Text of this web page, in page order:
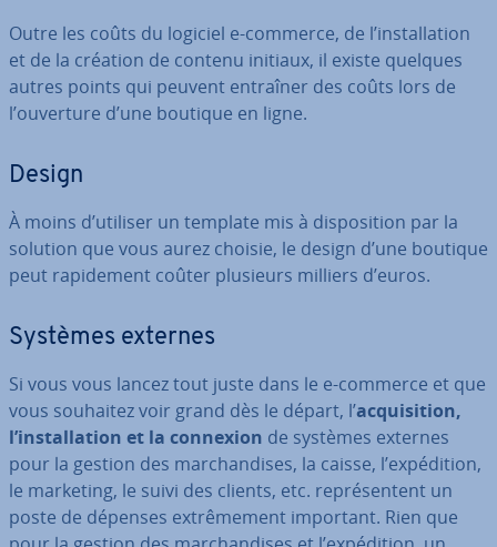
Outre les coûts du logiciel e-commerce, de l’ins­tal­la­tion
et de la création de contenu initiaux, il existe quelques
autres points qui peuvent entraîner des coûts lors de
l’ouverture d’une boutique en ligne.
Design
À moins d’utiliser un template mis à dis­po­si­tion par la
solution que vous aurez choisie, le design d’une boutique
peut ra­pi­de­ment coûter plusieurs milliers d’euros.
Systèmes externes
Si vous vous lancez tout juste dans le e-commerce et que
vous souhaitez voir grand dès le départ, l’ac­qui­si­tion,
l’ins­tal­la­tion et la connexion de systèmes externes
pour la gestion des mar­chan­dises, la caisse, l’ex­pé­di­tion,
le marketing, le suivi des clients, etc. re­pré­sen­tent un
poste de dépenses ex­trê­me­ment important. Rien que